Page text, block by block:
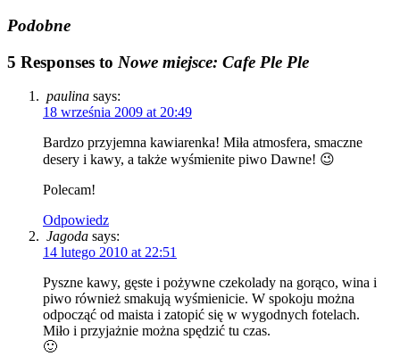
Podobne
5 Responses to Nowe miejsce: Cafe Ple Ple
paulina says:
18 września 2009 at 20:49
Bardzo przyjemna kawiarenka! Miła atmosfera, smaczne
desery i kawy, a także wyśmienite piwo Dawne! 😉
Polecam!
Odpowiedz
Jagoda says:
14 lutego 2010 at 22:51
Pyszne kawy, gęste i pożywne czekolady na gorąco, wina i
piwo również smakują wyśmienicie. W spokoju można
odpocząć od maista i zatopić się w wygodnych fotelach.
Miło i przyjażnie można spędzić tu czas.
🙂